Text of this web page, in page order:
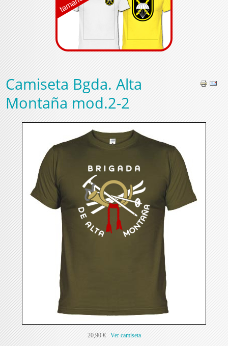
Camiseta Bgda. Alta
Montaña mod.2-2
20,90 € Ver camiseta